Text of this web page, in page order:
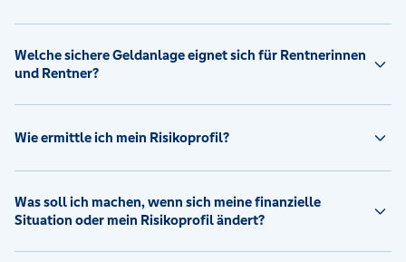
Welche sichere Geldanlage eignet sich für Rentnerinnen
und Rentner?
Wie ermittle ich mein Risikoprofil?
Was soll ich machen, wenn sich meine finanzielle
Situation oder mein Risikoprofil ändert?